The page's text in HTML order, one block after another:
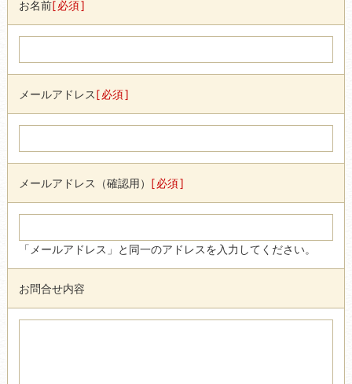
お名前 必須
メールアドレス 必須
メールアドレス（確認用） 必須
「メールアドレス」と同一のアドレスを入力してください。
お問合せ内容